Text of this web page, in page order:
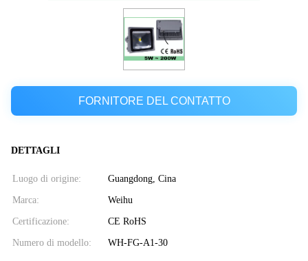
FORNITORE DEL CONTATTO
DETTAGLI
Luogo di origine: Guangdong, Cina
Marca: Weihu
Certificazione: CE RoHS
Numero di modello: WH-FG-A1-30